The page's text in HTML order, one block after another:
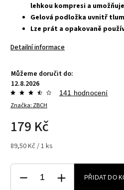
lehkou kompresi a
Gelová podložka uvnitř
Lze prát a opakovaně
Detailní informace
Můžeme doručit do:
12.8.2026
Značka: ZBCH
141 hodnocení
179 Kč
89,50 Kč / 1 ks
PŘIDAT DO